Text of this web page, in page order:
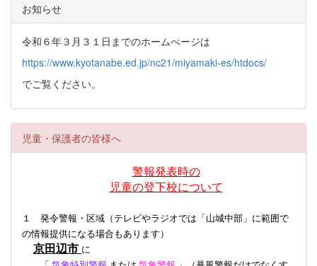
お知らせ
令和６年３月３１日までのホームぺージは
https://www.kyotanabe.ed.jp/nc21/miyamaki-es/htdocs/
でご覧ください。
児童・保護者の皆様へ
警報発表時の
児童の登下校について
１ 発令警報・区域（テレビやラジオでは「山城中部」に範囲で
の情報提供になる場合もあります）
京田辺市 に